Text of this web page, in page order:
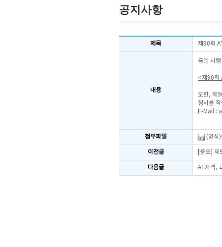
공지사항
제목 제90회
내용
금일 시
<제90회
또한, 제
청서를
E-Mail :
첨부파일 (양식
이전글 [중요]
다음글 AT자격,